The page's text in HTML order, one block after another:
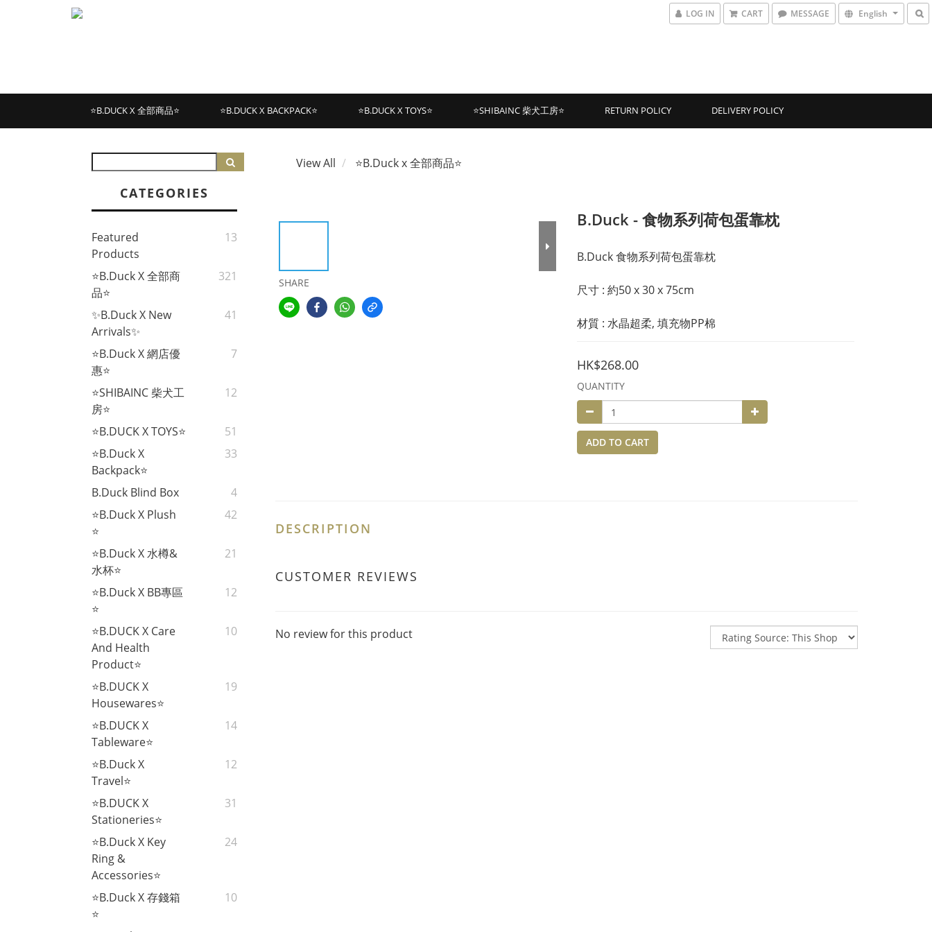
LOG IN CART MESSAGE English
⭐B.DUCK X 全部商品⭐ ⭐B.DUCK X BACKPACK⭐ ⭐B.DUCK X TOYS⭐ ⭐SHIBAINC 柴犬工房⭐ RETURN POLICY DELIVERY POLICY
CATEGORIES
Featured
Products
13
⭐B.Duck X 全部商
品⭐
321
✨B.Duck X New
Arrivals✨
41
⭐B.Duck X 網店優
惠⭐
7
⭐SHIBAINC 柴犬工
房⭐
12
⭐B.DUCK X TOYS⭐
51
⭐B.Duck X
Backpack⭐
33
B.Duck Blind Box
4
⭐B.Duck X Plush
⭐
42
⭐B.Duck X 水樽&
水杯⭐
21
⭐B.Duck X BB專區
⭐
12
⭐B.DUCK X Care
And Health
Product⭐
10
⭐B.DUCK X
Housewares⭐
19
⭐B.DUCK X
Tableware⭐
14
⭐B.Duck X
Travel⭐
12
⭐B.DUCK X
Stationeries⭐
31
⭐B.Duck X Key
Ring &
Accessories⭐
24
⭐B.Duck X 存錢箱
⭐
10
View All ⭐B.Duck x 全部商品⭐
SHARE
B.Duck - 食物系列荷包蛋靠枕
B.Duck 食物系列荷包蛋靠枕
尺寸 : 約50 x 30 x 75cm
材質 : 水晶超柔, 填充物PP棉
HK$268.00
QUANTITY
ADD TO CART
DESCRIPTION
CUSTOMER REVIEWS
No review for this product